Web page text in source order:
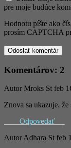
pre moje budúce
Hodnotu píšte ako
prosím CAPTCHA
Komentárov:
Autor Mroks St feb
Znova sa ukazuje,
Odpovedať
Autor Adhara St feb